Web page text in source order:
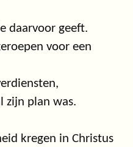
daarvoor geeft.
voor een
zijn plan was.
kregen in Christus